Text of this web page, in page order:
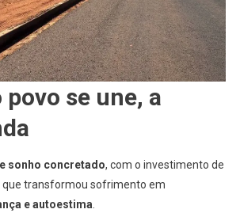
povo se une, a
sonho concretado, com o investimento de
que transformou sofrimento em
e autoestima.